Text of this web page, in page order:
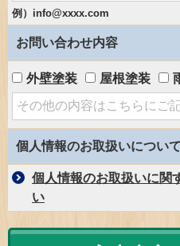
例）info@xxxx.com
お問い合わせ内容
外壁塗装 屋根塗装
個人情報のお取扱いについて
個人情報のお取扱いに関
い